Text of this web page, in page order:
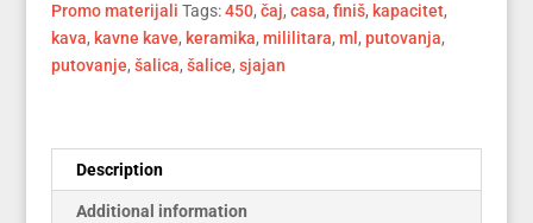
Promo materijali Tags:450, čaj, casa, finiš, kapacitet,
kava, kavne kave, keramika, mililitara, ml , putovanja,
putovanje, šalica, šalice, sjajan
Description
Additional information